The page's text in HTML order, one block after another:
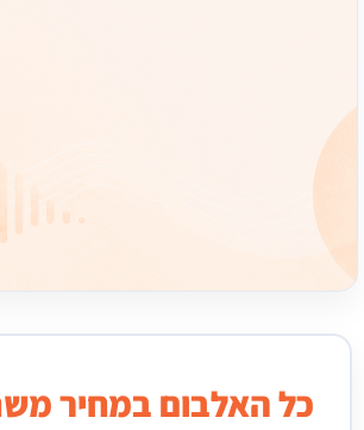
האלבום במחיר משתלם: